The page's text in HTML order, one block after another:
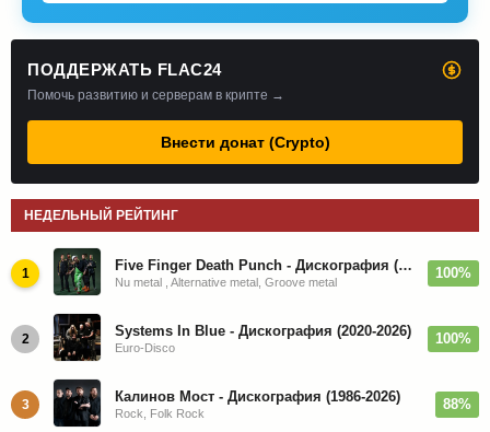
ПОДДЕРЖАТЬ FLAC24
Помочь развитию и серверам в крипте →
Внести донат (Crypto)
НЕДЕЛЬНЫЙ РЕЙТИНГ
1 Five Finger Death Punch - Дискография (2008-2026)
Nu metal , Alternative metal, Groove metal
100%
2 Systems In Blue - Дискография (2020-2026)
Euro-Disco
100%
3 Калинов Мост - Дискография (1986-2026)
Rock, Folk Rock
88%